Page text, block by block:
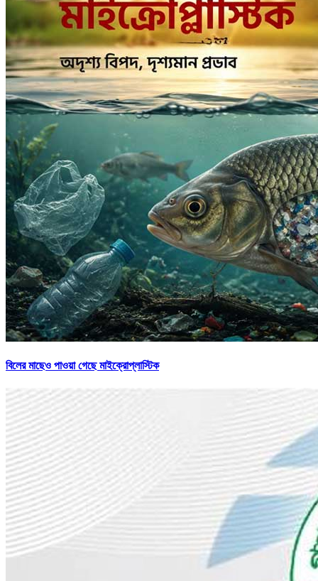
বিলের মাছেও পাওয়া গেছে মাইক্রোপ্লাস্টিক